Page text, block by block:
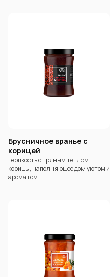
Брусничное вранье с
корицей
Терпкость с пряным теплом
корицы, наполняющее дом уютом и
ароматом